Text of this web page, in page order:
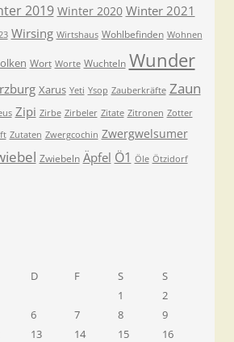
2019 Winter 2020 Winter 2021
Wirsing Wirtshaus Wohlbefinden Wohnen
Wort Worte Wuchteln Wunder
Xarus Yeti Ysop Zauberkräfte Zaun
Zipi Zirbe Zirbeler Zitate Zitronen Zotter
Zutaten Zwergcochin Zwergwelsumer
Zwiebeln Äpfel Ö1 Öle Ötzidorf
D F S
S
1
2
6 7 8
9
13 14 15
16